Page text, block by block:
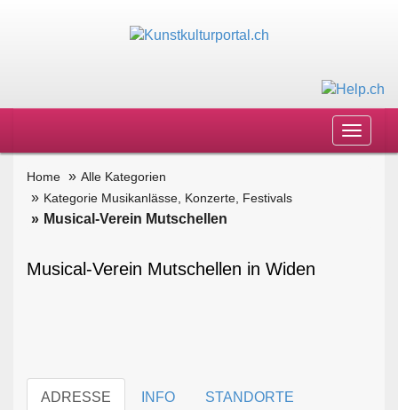
Toggle
Home
Alle Kategorien
Kategorie Musikanlässe, Konzerte, Festivals
Musical-Verein Mutschellen
Musical-Verein Mutschellen in Widen
ADRESSE INFO STANDORTE